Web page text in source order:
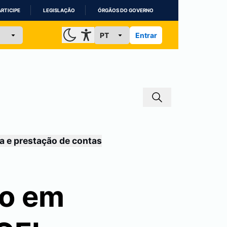
LEGISLAÇÃO ÓRGÃOS DO GOVERNO
Entrar
e prestação de contas
em